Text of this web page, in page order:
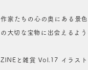
作家たちの心の奥にある景
の大切な宝物に出会えるよ
ZINEと雑貨 Vol.17 イラスト